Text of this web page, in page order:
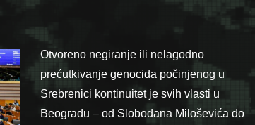
Otvoreno negiranje ili nelagodno
prećutkivanje genocida počinjenog u
Srebrenici kontinuitet je svih vlasti u
Beogradu – od Slobodana Miloševića do